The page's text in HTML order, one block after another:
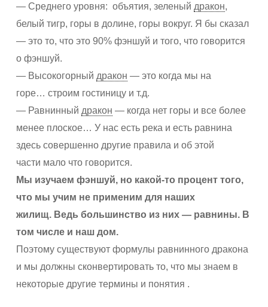
— Среднего уровня: объятия, зеленый дракон,
белый тигр, горы в долине, горы вокруг. Я бы сказал
— это то, что это 90% фэншуй и того, что говорится
о фэншуй.
— Высокогорный дракон — это когда мы на
горе… строим гостиницу и т.д.
— Равнинный дракон — когда нет горы и все более
менее плоское… У нас есть река и есть равнина
здесь совершенно другие правила и об этой
части мало что говорится.
Мы изучаем фэншуй, но какой-то процент того,
что мы учим не применим для наших
жилищ. Ведь большинство из них — равнины. В
том числе и наш дом.
Поэтому существуют формулы равнинного дракона
и мы должны сконвертировать то, что мы знаем в
некоторые другие термины и понятия .